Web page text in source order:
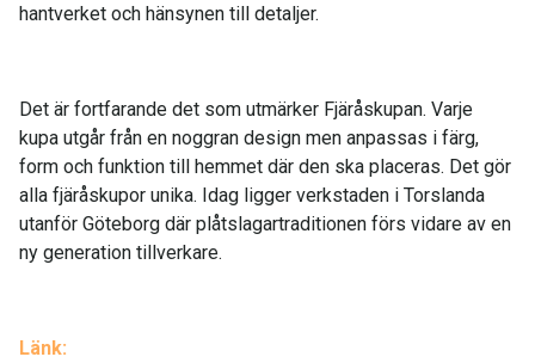
hantverket och hänsynen till detaljer.
Det är fortfarande det som utmärker Fjäråskupan. Varje
kupa utgår från en noggran design men anpassas i färg,
form och funktion till hemmet där den ska placeras. Det gör
alla fjäråskupor unika. Idag ligger verkstaden i Torslanda
utanför Göteborg där plåtslagartraditionen förs vidare av en
ny generation tillverkare.
Länk: